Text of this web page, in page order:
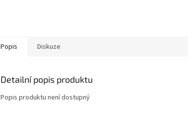
Popis Diskuze
Detailní popis produktu
Popis produktu není dostupný